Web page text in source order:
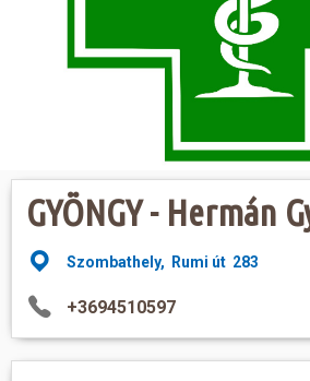
Szabadidő
GYÖNGY - Hermán
Szombathely, Rumi út 283
+3694510597